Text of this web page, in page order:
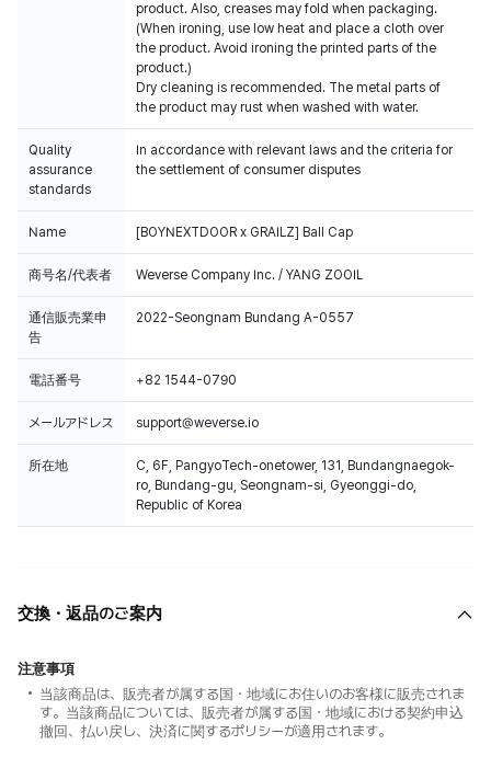
product. Also, creases may fold when packaging.
(When ironing, use low heat and place a cloth over
the product. Avoid ironing the printed parts of the
product.)
Dry cleaning is recommended. The metal parts of
the product may rust when washed with water.
Quality
assurance
standards
In accordance with relevant laws and the criteria for
the settlement of consumer disputes
Name [BOYNEXTDOOR x GRAILZ] Ball Cap
商号名/代表者 Weverse Company Inc. / YANG ZOOIL
通信販売業申
告
2022-Seongnam Bundang A-0557
電話番号 +82 1544-0790
メールアドレス support@weverse.io
所在地
C, 6F, PangyoTech-onetower, 131, Bundangnaegok-
ro, Bundang-gu, Seongnam-si, Gyeonggi-do,
Republic of Korea
交換・返品のご案内
注意事項
当該商品は、販売者が属する国・地域にお住いのお客様に販売されま
す。当該商品については、販売者が属する国・地域における契約申込
撤回、払い戻し、決済に関するポリシーが適用されます。